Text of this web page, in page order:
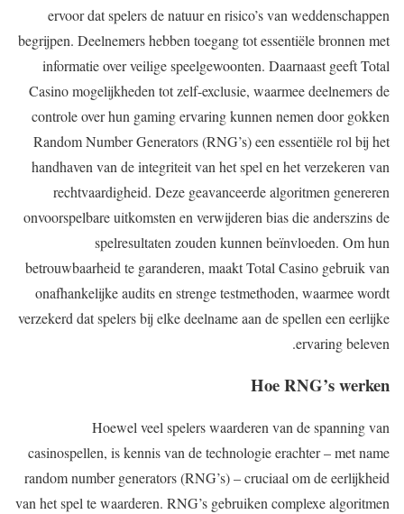
ervoor dat spelers de natuur en risico’s van weddenschappen
begrijpen. Deelnemers hebben toegang tot essentiële bronnen met
informatie over veilige speelgewoonten. Daarnaast geeft Total
Casino mogelijkheden tot zelf-exclusie, waarmee deelnemers de
controle over hun gaming ervaring kunnen nemen door gokken
Random Number Generators (RNG’s) een essentiële rol bij het
handhaven van de integriteit van het spel en het verzekeren van
rechtvaardigheid. Deze geavanceerde algoritmen genereren
onvoorspelbare uitkomsten en verwijderen bias die anderszins de
spelresultaten zouden kunnen beïnvloeden. Om hun
betrouwbaarheid te garanderen, maakt Total Casino gebruik van
onafhankelijke audits en strenge testmethoden, waarmee wordt
verzekerd dat spelers bij elke deelname aan de spellen een eerlijke
ervaring beleven.
Hoe RNG’s werken
Hoewel veel spelers waarderen van de spanning van
casinospellen, is kennis van de technologie erachter – met name
random number generators (RNG’s) – cruciaal om de eerlijkheid
van het spel te waarderen. RNG’s gebruiken complexe algoritmen